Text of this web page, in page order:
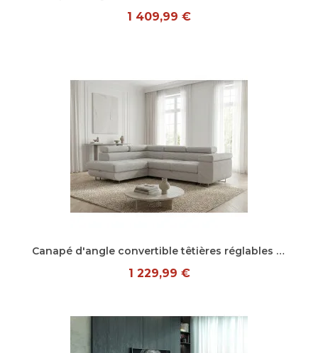
1 409,99 €
Aperçu rapide Canapé d'angle convertible têtières réglables en tissu cotelé Tongo
1 229,99 €